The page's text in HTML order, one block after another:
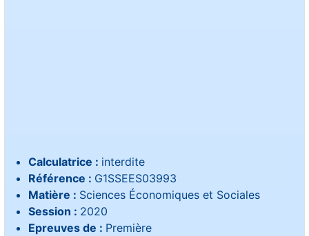
Calculatrice : interdite
Référence : G1SSEES03993
Matière : Sciences Économiques et Sociales
Session : 2020
Epreuves de : Première